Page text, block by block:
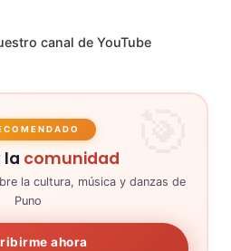
canal de YouTube
la comunidad
la cultura, música y danzas de
Puno
ahora